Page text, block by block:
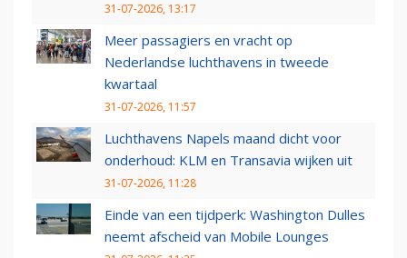
31-07-2026, 13:17
Meer passagiers en vracht op
Nederlandse luchthavens in tweede
kwartaal
31-07-2026, 11:57
Luchthavens Napels maand dicht voor
onderhoud: KLM en Transavia wijken uit
31-07-2026, 11:28
Einde van een tijdperk: Washington Dulles
neemt afscheid van Mobile Lounges